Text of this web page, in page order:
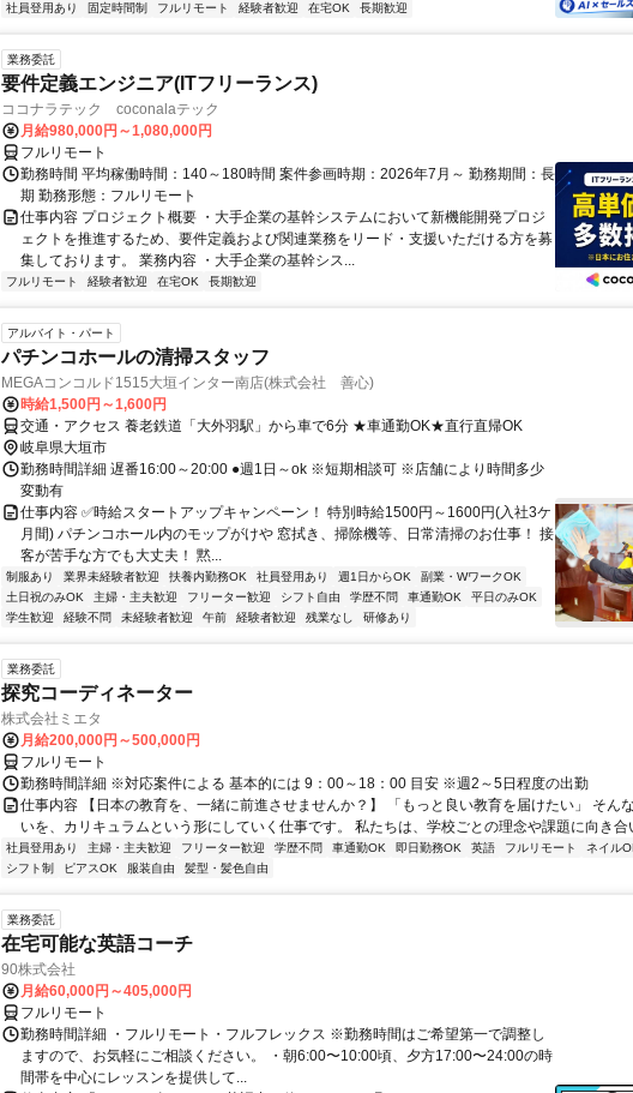
社員登用あり 固定時間制 フルリモート 経験者歓迎 在宅OK 長期歓迎
業務委託
要件定義エンジニア(ITフリーランス)
ココナラテック coconalaテック
月給980,000円～1,080,000円
フルリモート
勤務時間 平均稼働時間：140～180時間 案件参画時期：2026年7月～ 勤務期間：長
期 勤務形態：フルリモート
仕事内容 プロジェクト概要 ・大手企業の基幹システムにおいて新機能開発プロジ
ェクトを推進するため、要件定義および関連業務をリード・支援いただける方を募
集しております。 業務内容 ・大手企業の基幹シス...
フルリモート 経験者歓迎 在宅OK 長期歓迎
アルバイト・パート
パチンコホールの清掃スタッフ
MEGAコンコルド1515大垣インター南店(株式会社 善心)
時給1,500円～1,600円
交通・アクセス 養老鉄道「大外羽駅」から車で6分 ★車通勤OK★直行直帰OK
岐阜県大垣市
勤務時間詳細 遅番16:00～20:00 ●週1日～ok ※短期相談可 ※店舗により時間多少
変動有
仕事内容 ✅時給スタートアップキャンペーン！ 特別時給1500円～1600円(入社3ケ
月間) パチンコホール内のモップがけや 窓拭き、掃除機等、日常清掃のお仕事！ 接
客が苦手な方でも大丈夫！ 黙...
制服あり 業界未経験者歓迎 扶養内勤務OK 社員登用あり 週1日からOK
副業・WワークOK
土日祝のみOK
主婦・主夫歓迎 フリーター歓迎 シフト自由 学歴不問 車通勤OK
平日のみOK
学生歓迎
経験不問 未経験者歓迎 午前 経験者歓迎 残業なし 研修あり
業務委託
探究コーディネーター
株式会社ミエタ
月給200,000円～500,000円
フルリモート
勤務時間詳細 ※対応案件による 基本的には 9：00～18：00 目安 ※週2～5日程度の出勤
仕事内容 【日本の教育を、一緒に前進させませんか？】 「もっと良い教育を届けたい」 そん
いを、カリキュラムという形にしていく仕事です。 私たちは、学校ごとの理念や課題に向き合
社員登用あり 主婦・主夫歓迎 フリーター歓迎 学歴不問 車通勤OK 即日勤務OK 英語 フルリモート
ネイル
シフト制
ピアスOK 服装自由 髪型・髪色自由
業務委託
在宅可能な英語コーチ
90株式会社
月給60,000円～405,000円
フルリモート
勤務時間詳細 ・フルリモート・フルフレックス ※勤務時間はご希望第一で調整し
ますので、お気軽にご相談ください。 ・朝6:00〜10:00頃、夕方17:00〜24:00の時
間帯を中心にレッスンを提供して...